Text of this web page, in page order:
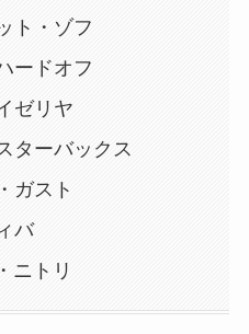
ト・ゾフ
ードオフ
ゼリヤ
ターバックス
ガスト
バ
ニトリ